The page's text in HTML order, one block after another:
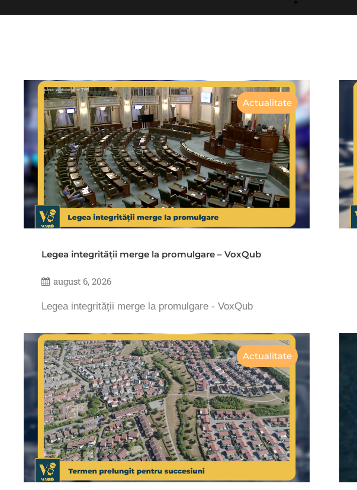
Actualitate
Legea integrității merge la promulgare – VoxQub
august 6, 2026
Legea integrității merge la promulgare - VoxQub
Actualitate